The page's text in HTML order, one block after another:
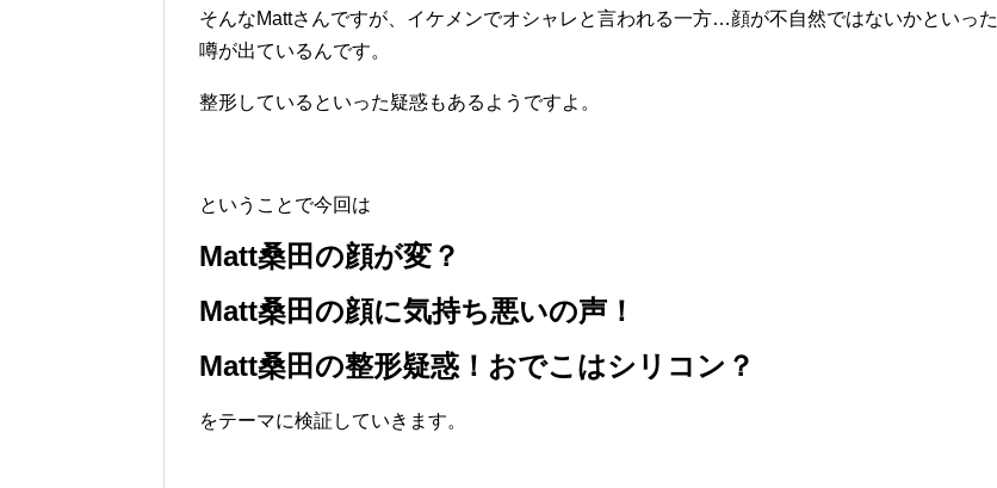
そんなMattさんですが、イケメンでオシャレと言われる一方…顔が不自然ではないかといった
噂が出ているんです。
整形しているといった疑惑もあるようですよ。
ということで今回は
Matt桑田の顔が変？
Matt桑田の顔に気持ち悪いの声！
Matt桑田の整形疑惑！おでこはシリコン？
をテーマに検証していきます。